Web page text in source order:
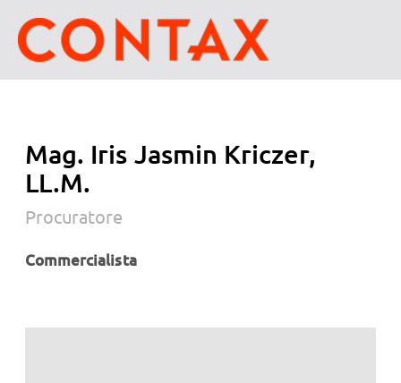
Mag. Iris Jasmin Kriczer,
LL.M.
Procuratore
Commercialista